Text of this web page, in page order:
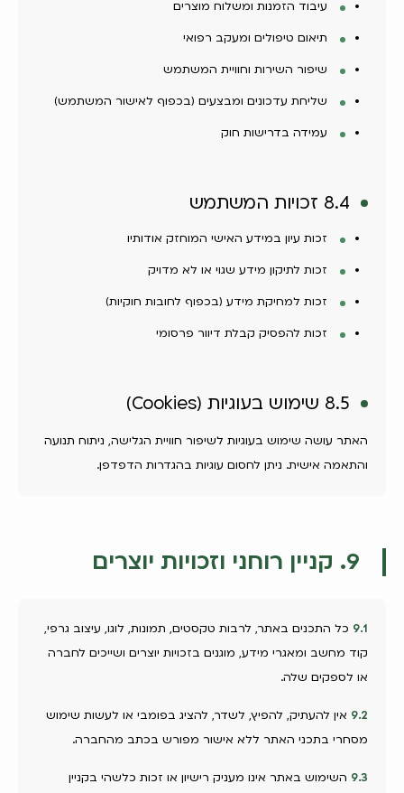
עיבוד הזמנות ומשלוח מוצרים
תיאום טיפולים ומעקב רפואי
שיפור השירות וחוויית המשתמש
שליחת עדכונים ומבצעים (בכפוף לאישור המשתמש)
עמידה בדרישות חוק
8.4 זכויות המשתמש
זכות עיון במידע האישי המוחזק אודותיו
זכות לתיקון מידע שגוי או לא מדויק
זכות למחיקת מידע (בכפוף לחובות חוקיות)
זכות להפסיק קבלת דיוור פרסומי
8.5 שימוש בעוגיות (Cookies)
האתר עושה שימוש בעוגיות לשיפור חוויית הגלישה, ניתוח תנועה
והתאמה אישית. ניתן לחסום עוגיות בהגדרות הדפדפן.
9. קניין רוחני וזכויות יוצרים
9.1 כל התכנים באתר, לרבות טקסטים, תמונות, לוגו, עיצוב גרפי,
קוד מחשב ומאגרי מידע, מוגנים בזכויות יוצרים ושייכים לחברה
או לספקים שלה.
9.2 אין להעתיק, להפיץ, לשדר, להציג בפומבי או לעשות שימוש
מסחרי בתכני האתר ללא אישור מפורש בכתב מהחברה.
9.3 השימוש באתר אינו מעניק רישיון או זכות כלשהי בקניין